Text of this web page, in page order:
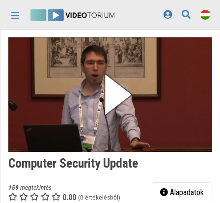
Bejelentkezés
Kategóriák
Lejátszási listák
Intézmények
Közreműködők
Megjelenés:
Computer Security Update
159megtekintés
0.00 (0 értékelésből) Alapadatok